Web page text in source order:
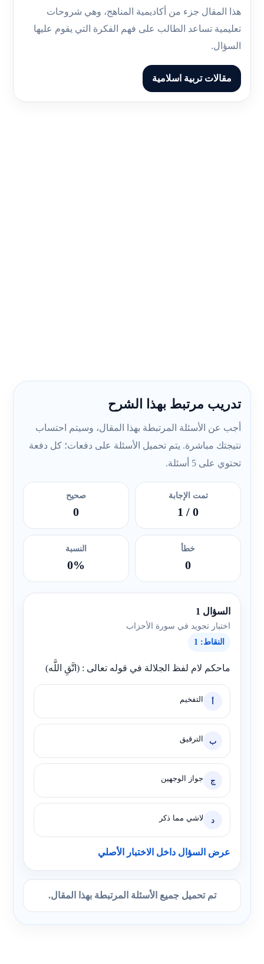
هذا المقال جزء من أكاديمية المناهج، وهي شروحات
تعليمية تساعد الطالب على فهم الفكرة التي يقوم عليها
السؤال.
مقالات تربية اسلامية
تدريب مرتبط بهذا الشرح
أجب عن الأسئلة المرتبطة بهذا المقال، وسيتم احتساب
نتيجتك مباشرة. يتم تحميل الأسئلة على دفعات؛ كل دفعة
تحتوي على 5 أسئلة.
تمت الإجابة
0
/ 1
صحيح
0
خطأ
0
النسبة
0%
السؤال 1
اختبار تجويد في سورة الأحزاب
النقاط: 1
ماحكم لام لفظ الجلالة في قوله تعالى : (اتَّقِ اللَّه)
أ التفخيم
ب الترقيق
ج جواز الوجهين
د لاشي مما ذكر
عرض السؤال داخل الاختبار الأصلي
تم تحميل جميع الأسئلة المرتبطة بهذا المقال.